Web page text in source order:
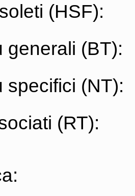
(HSF):
generali (BT):
specifici (NT):
(RT):